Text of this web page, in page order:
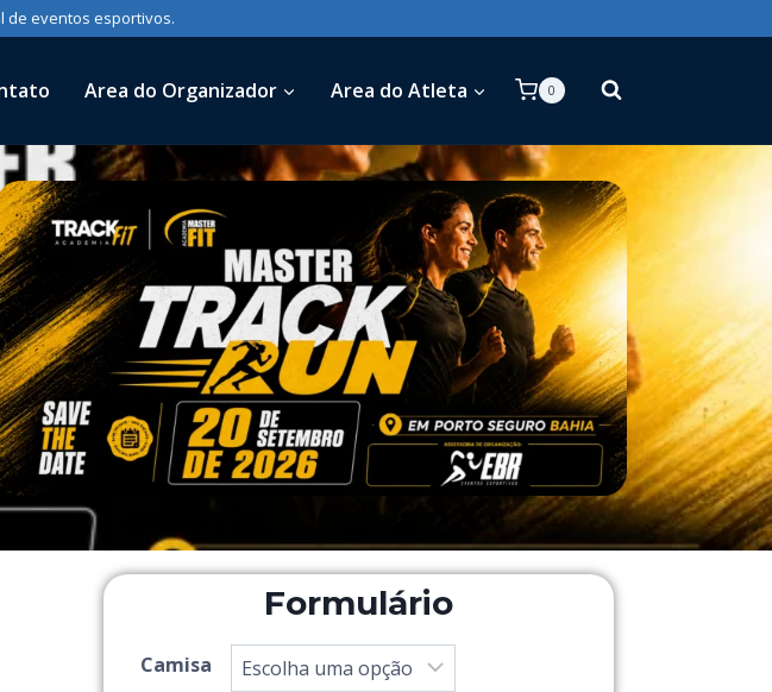
de eventos esportivos.
Area do Organizador Area do Atleta 0
Formulário
Camisa